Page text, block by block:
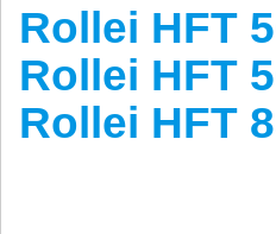
Rollei HFT
Rollei HFT
Rollei HFT